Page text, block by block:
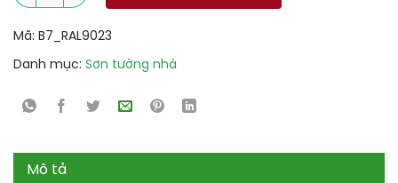
Mã: B7_RAL9023
Danh mục: Sơn tường nhà
Mô tả